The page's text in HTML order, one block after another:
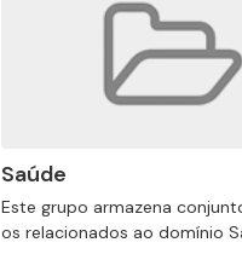
Saúde
Este grupo armazena
os relacionados ao domínio